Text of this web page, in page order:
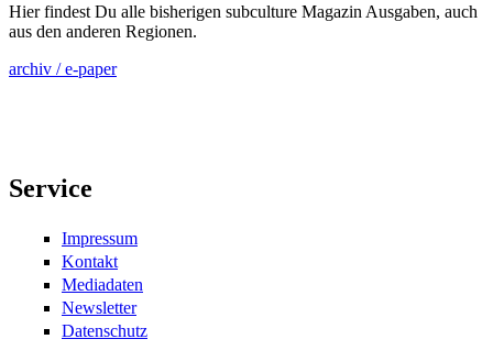
Hier findest Du alle bisherigen subculture Magazin Ausgaben, auch
aus den anderen Regionen.
archiv / e-paper
Service
Impressum
Kontakt
Mediadaten
Newsletter
Datenschutz